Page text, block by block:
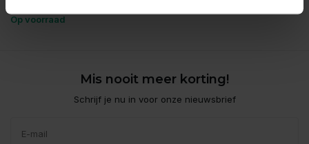
Op voorraad
Mis nooit meer korting!
Schrijf je nu in voor onze nieuwsbrief